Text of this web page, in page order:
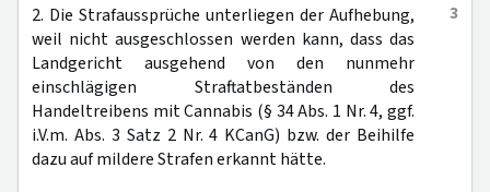
3
2. Die Strafaussprüche unterliegen der Aufhebung,
weil nicht ausgeschlossen werden kann, dass das
Landgericht ausgehend von den nunmehr
einschlägigen Straftatbeständen des
Handeltreibens mit Cannabis (§ 34 Abs. 1 Nr. 4, ggf.
i.V.m. Abs. 3 Satz 2 Nr. 4 KCanG) bzw. der Beihilfe
dazu auf mildere Strafen erkannt hätte.